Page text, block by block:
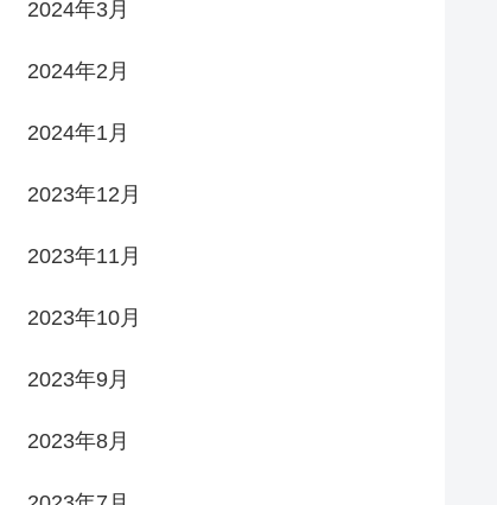
2024年3月
2024年2月
2024年1月
2023年12月
2023年11月
2023年10月
2023年9月
2023年8月